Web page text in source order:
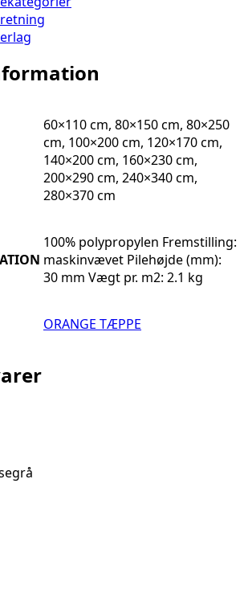
60×110 cm, 80×150 cm, 80×250
cm, 100×200 cm, 120×170 cm,
140×200 cm, 160×230 cm,
200×290 cm, 240×340 cm,
280×370 cm
100% polypropylen Fremstilling:
maskinvævet Pilehøjde (mm):
30 mm Vægt pr. m2: 2.1 kg
ORANGE TÆPPE